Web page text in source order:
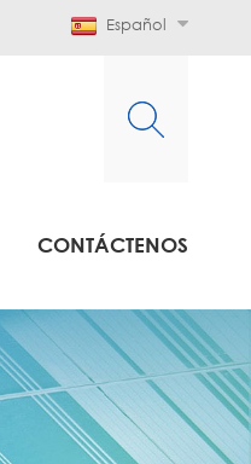
Español
CONTÁCTENOS